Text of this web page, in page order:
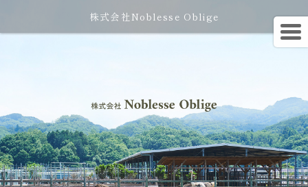
株式会社Noblesse Oblige